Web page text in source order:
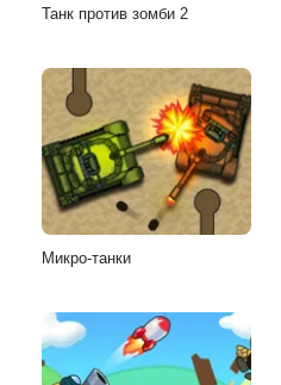
Танк против зомби 2
Микро-танки